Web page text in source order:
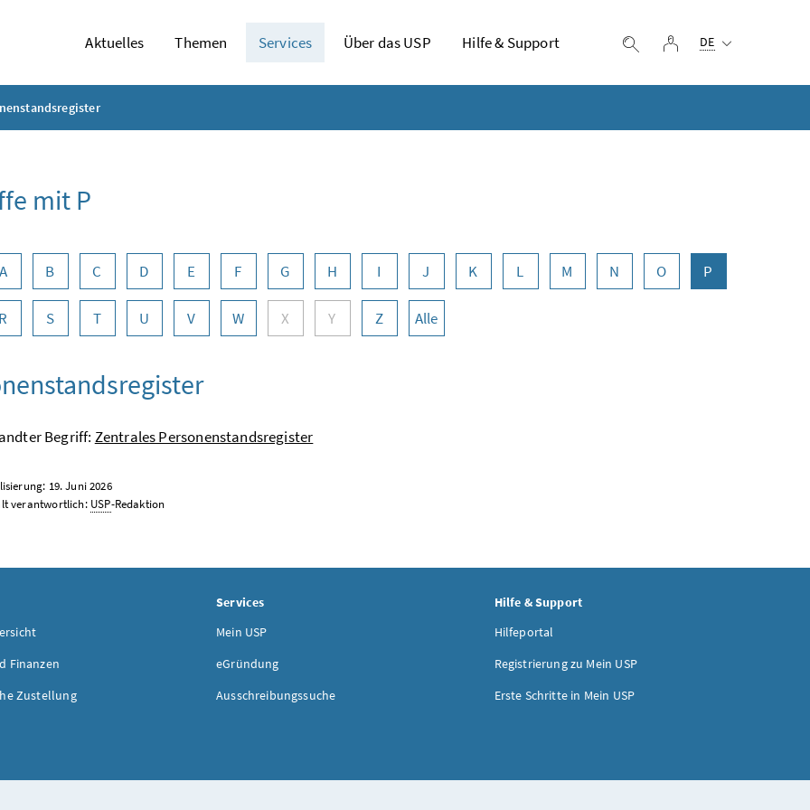
Aktuelles Themen Services Über das USP Hilfe & Support Suche einblenden
Login
DE
mit P
A B C D E F G H I J K L M N O P
R S T U V W X Y Z Alle
Begriff: Zentrales Personenstandsregister
19. Juni 2026
verantwortlich: USP-Redaktion
Finanzen
Zustellung
Services
Mein USP
eGründung
Ausschreibungssuche
Hilfe & Support
Hilfeportal
Registrierung zu Mein USP
Erste Schritte in Mein USP